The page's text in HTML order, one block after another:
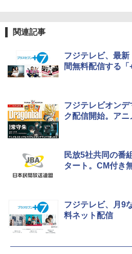
関連記事
フジテレビ、最新
間無料配信する
フジテレビオン
ク配信開始。ア
民放5社共同の番
タート。CM付き
フジテレビ、月9
料ネット配信